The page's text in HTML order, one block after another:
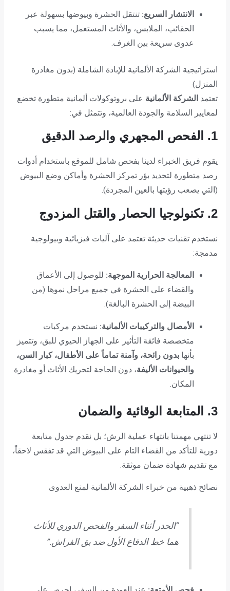
الانتشار السريع: تنتقل الحشرة وبيوضها بسهولة عبر
الحقائب، الملابس، والأثاث المستعمل، مما يسبب
عدوى سريعة بين الغرف.
استراتيجية الشركة الألمانية للإبادة الشاملة (بدون مغادرة
المنزل)
تعتمد الشركة الألمانية على بروتوكولات ألمانية متطورة تخضع
لمعايير السلامة والجودة العالمية، وتتمثل في:
1. الفحص المجهري والرصد الدقيق
يقوم فريق الخبراء لدينا بفحص شامل للموقع باستخدام أدوات
رصد متطورة لتحديد بؤر تمركز الحشرة وأماكن وضع البيوض
(التي يصعب رؤيتها بالعين المجردة).
2. تكنولوجيا الحصار والقتل المزدوج
نستخدم تقنيات حديثة تعتمد على آليات فيزيائية وبيولوجية
مدمجة:
المعالجة الحرارية الموجهة: للوصول إلى الأعماق
والقضاء على الحشرة في جميع مراحل نموها (من
البيضة إلى الحشرة البالغة).
الأمصال والتركيبات الألمانية: نستخدم مركبات
متخصصة فائقة التأثير على الجهاز الحيوي للبق، وتتميز
بأنهابدون رائحة، وآمنة تماماً على الأطفال، كبار السن،
والحيوانات الأليفة، دون الحاجة لتحريك الأثاث أو مغادرة
المكان.
3. المتابعة الوقائية والضمان
لا تنتهي مهمتنا بانتهاء عملية الرش؛ بل نقدم جدول متابعة
دورية للتأكد من القضاء التام على البيوض التي قد تفقس لاحقاً،
مع تقديم شهادة ضمان موثقة.
نصائح ذهبية من خبراء الشركة الألمانية لمنع العدوى
“الحذر أثناء السفر والفحص الدوري للأثاث
هما خط الدفاع الأول ضد بق الفراش.”